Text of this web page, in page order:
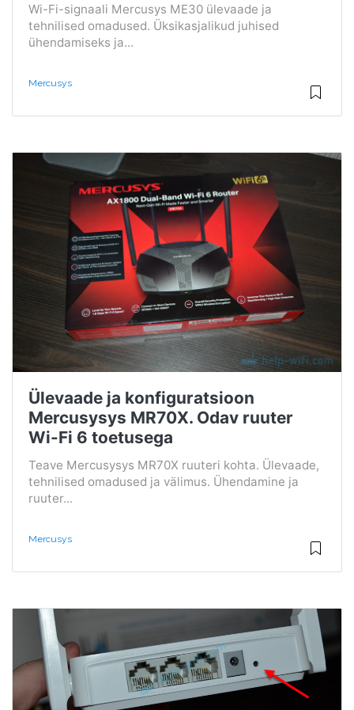
Wi-Fi-signaali Mercusys ME30 ülevaade ja
tehnilised omadused. Üksikasjalikud juhised
ühendamiseks ja...
Mercusys
Ülevaade ja konfiguratsioon
Mercusysys MR70X. Odav ruuter
Wi-Fi 6 toetusega
Teave Mercusysys MR70X ruuteri kohta. Ülevaade,
tehnilised omadused ja välimus. Ühendamine ja
ruuter...
Mercusys